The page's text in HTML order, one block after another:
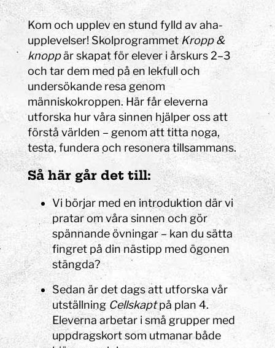
Kom och upplev en stund fylld av aha-
upplevelser! SkolprogrammetKropp &
knoppär skapat för elever i årskurs 2–3
och tar dem med på en lekfull och
undersökande resa genom
människokroppen. Här får eleverna
utforska hur våra sinnen hjälper oss att
förstå världen – genom att titta noga,
testa, fundera och resonera tillsammans.
Så här går det till:
Vi börjar med en introduktion där vi
pratar om våra sinnen och gör
spännande övningar – kan du sätta
fingret på din nästipp med ögonen
stängda?
Sedan är det dags att utforska vår
utställning Cellskaptpå plan 4.
Eleverna arbetar i små grupper med
uppdragskort som utmanar både